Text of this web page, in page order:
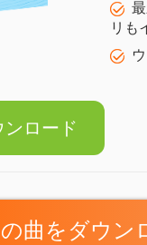
リも
ンロード
曲をダウン